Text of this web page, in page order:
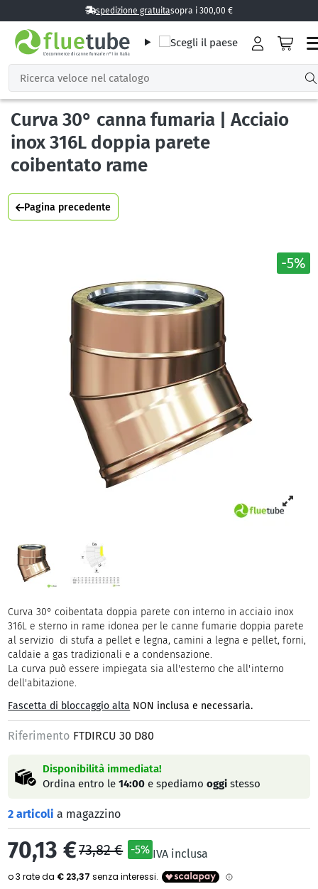
spedizione gratuitasopra i 300,00 €
Curva 30° canna fumaria | Acciaio
inox 316L doppia parete
coibentato rame
Pagina precedente
-5%
Curva 30° coibentata doppia parete con interno in acciaio inox
316L e sterno in rame idonea per le canne fumarie doppia parete
al servizio di stufa a pellet e legna, camini a legna e pellet, forni,
caldaie a gas tradizionali e a condensazione.
La curva può essere impiegata sia all'esterno che all'interno
dell'abitazione.
Fascetta di bloccaggio alta NON inclusa e necessaria.
Riferimento FTDIRCU 30 D80
Disponibilità immediata!
Ordina entro le14:00 e spediamooggi stesso
2 articolia magazzino
70,13 €73,82 € -5% IVA inclusa